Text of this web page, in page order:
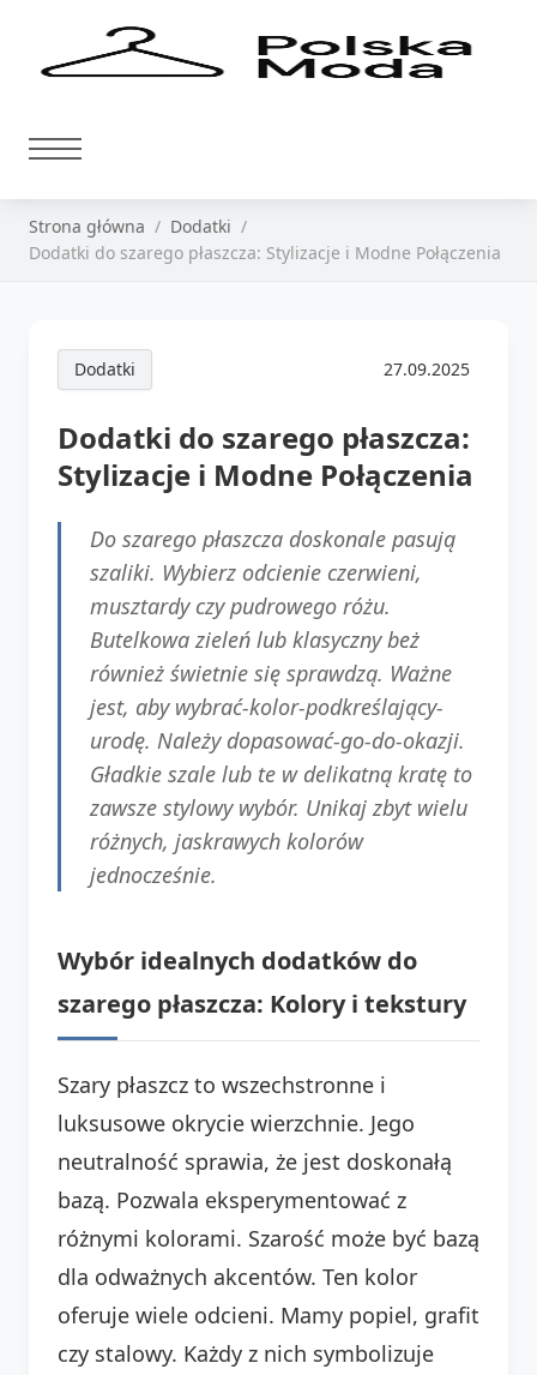
Strona główna
Dodatki
Dodatki do szarego płaszcza: Stylizacje i Modne Połączenia
Dodatki 27.09.2025
Dodatki do szarego płaszcza:
Stylizacje i Modne Połączenia
Do szarego płaszcza doskonale pasują
szaliki. Wybierz odcienie czerwieni,
musztardy czy pudrowego różu.
Butelkowa zieleń lub klasyczny beż
również świetnie się sprawdzą. Ważne
jest, aby wybrać-kolor-podkreślający-
urodę. Należy dopasować-go-do-okazji.
Gładkie szale lub te w delikatną kratę to
zawsze stylowy wybór. Unikaj zbyt wielu
różnych, jaskrawych kolorów
jednocześnie.
Wybór idealnych dodatków do
szarego płaszcza: Kolory i tekstury
Szary płaszcz to wszechstronne i
luksusowe okrycie wierzchnie. Jego
neutralność sprawia, że jest doskonałą
bazą. Pozwala eksperymentować z
różnymi kolorami. Szarość może być bazą
dla odważnych akcentów. Ten kolor
oferuje wiele odcieni. Mamy popiel, grafit
czy stalowy. Każdy z nich symbolizuje